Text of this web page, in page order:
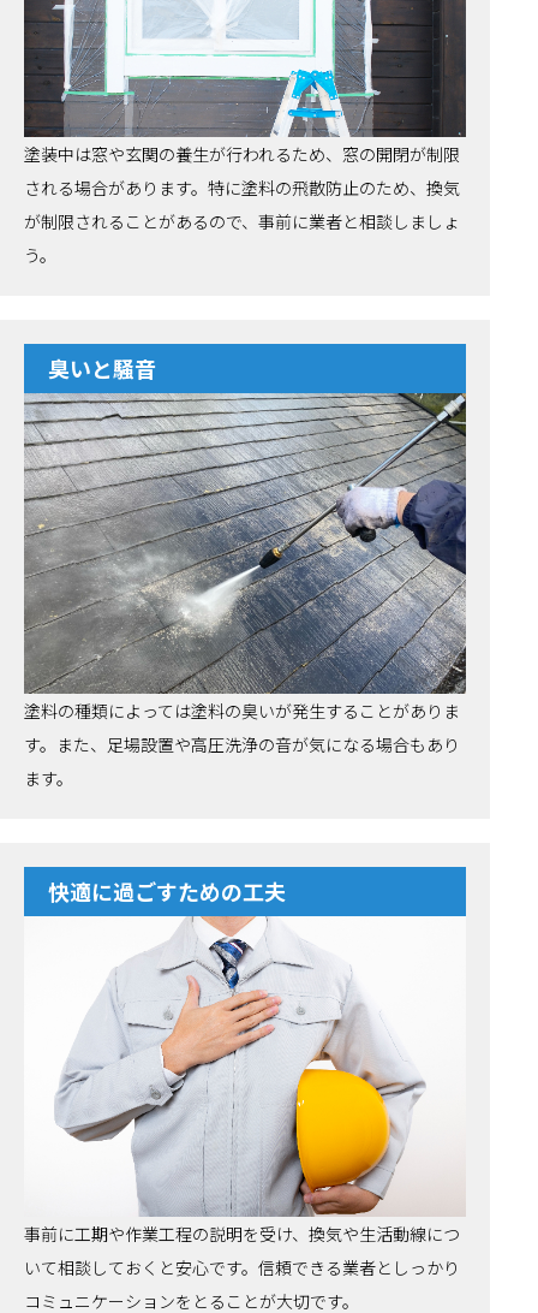
塗装中は窓や玄関の養生が行われるため、窓の開閉が制限
される場合があります。特に塗料の飛散防止のため、換気
が制限されることがあるので、事前に業者と相談しましょ
う。
臭いと騒音
塗料の種類によっては塗料の臭いが発生することがありま
す。また、足場設置や高圧洗浄の音が気になる場合もあり
ます。
快適に過ごすための工夫
事前に工期や作業工程の説明を受け、換気や生活動線につ
いて相談しておくと安心です。信頼できる業者としっかり
コミュニケーションをとることが大切です。